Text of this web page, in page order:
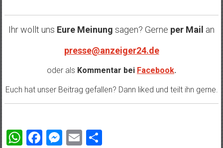
Ihr wollt uns Eure Meinung sagen? Gerne per Mail an
presse@anzeiger24.de
oder als Kommentar bei Facebook.
Euch hat unser Beitrag gefallen? Dann liked und teilt ihn gerne.
WhatsApp
Facebook
Messenger
EmailTeilen